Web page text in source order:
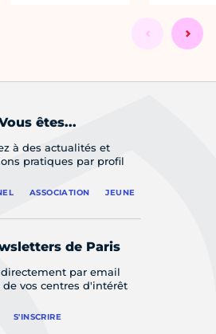
êtes...
à des actualités et
pratiques par profil
ASSOCIATION JEUNE
de Paris
directement par email
vos centres d'intérêt
S'INSCRIRE